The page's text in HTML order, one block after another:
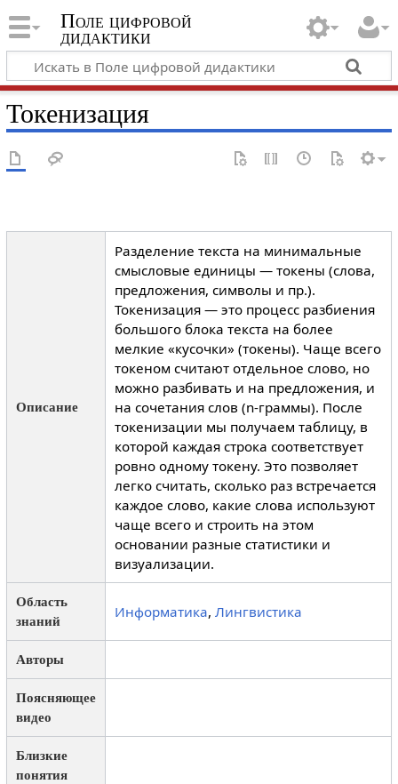
Поле цифровой
дидактики
Токенизация
Описание
Разделение текста на минимальные
смысловые единицы — токены (слова,
предложения, символы и пр.).
Токенизация — это процесс разбиения
большого блока текста на более
мелкие «кусочки» (токены). Чаще всего
токеном считают отдельное слово, но
можно разбивать и на предложения, и
на сочетания слов (n-граммы). После
токенизации мы получаем таблицу, в
которой каждая строка соответствует
ровно одному токену. Это позволяет
легко считать, сколько раз встречается
каждое слово, какие слова используют
чаще всего и строить на этом
основании разные статистики и
визуализации.
Область
знаний
Информатика, Лингвистика
Авторы
Поясняющее
видео
Близкие
понятия